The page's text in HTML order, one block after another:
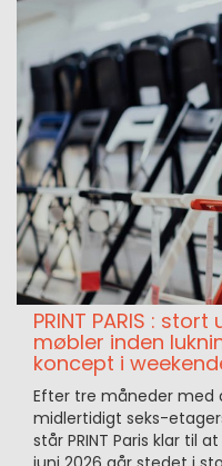
PRINT PARIS :
møbler inden
koncept i
Efter tre måneder
midlertidigt seks-
står PRINT Paris klar til